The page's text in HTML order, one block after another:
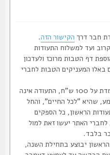
דרךהקישור הזה.
למשלוח התעודות
דף הטבות מרוכז ולעדכון
המעניקים הטבות לחברי
עלות התעודה עומדת על 100 ש"ח, התעודה אינה
"לכל החיים", והחל
הראשון, כל הספקים
האתר יעשו זאת למול
יבוצע בתחילת השנה,